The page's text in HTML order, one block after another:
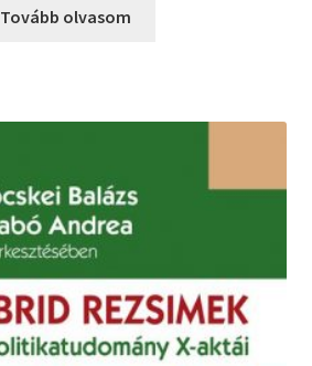
Tovább olvasom